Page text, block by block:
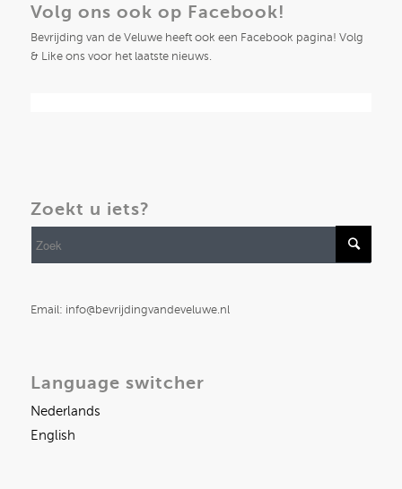
Volg ons ook op Facebook!
Bevrijding van de Veluwe heeft ook een Facebook pagina! Volg
& Like ons voor het laatste nieuws.
Zoekt u iets?
Email: info@bevrijdingvandeveluwe.nl
Language switcher
Nederlands
English